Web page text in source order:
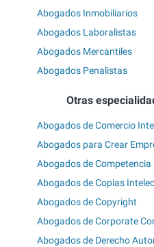
Abogados Inmobiliarios
Abogados Laboralistas
Abogados Mercantiles
Abogados Penalistas
Otras
Abogados de Comercio
Abogados para Crear
Abogados de Competencia
Abogados de Copias
Abogados de Copyright
Abogados de Corporate
Abogados de Derecho